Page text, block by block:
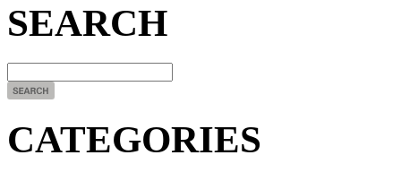
SEARCH
CATEGORIES